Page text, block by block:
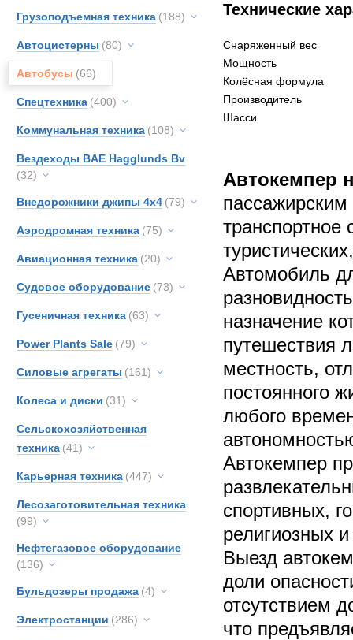
Грузоподъемная техника (188)
Автоцистерны (80)
Автобусы (66)
Спецтехника (400)
Коммунальная техника (108)
Вездеходы BAE Hagglunds Bv
(32)
Внедорожники джипы 4х4 (79)
Аэродромная техника (75)
Авиационная техника (20)
Судовое оборудование (73)
Гусеничная техника (63)
Power Plants Sale (79)
Силовые агрегаты (161)
Колеса и диски (31)
Сельскохозяйственная
техника (41)
Карьерная техника (447)
Лесозаготовительная техника
(99)
Нефтегазовое оборудование
(136)
Бульдозеры продажа (4)
Электростанции (286)
Технические
Снаряженный вес
Мощность
Колёсная формула
Производитель
Шасси
Автокемпер
пассажирским
транспортное
Автомобиль
назначение
путешествия
местность,
постоянного
любого
Автокемпер
спортивных,
религиозных
Выезд
доли
отсутствием
что